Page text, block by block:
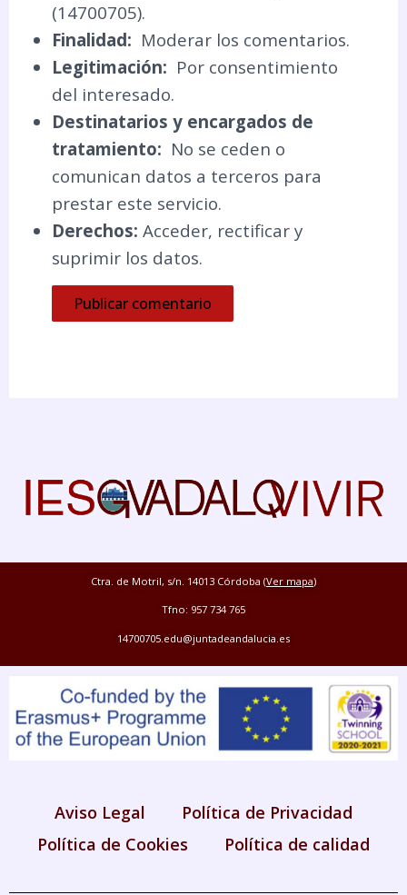
(14700705).
Finalidad: Moderar los comentarios.
Legitimación: Por consentimiento
del interesado.
Destinatarios y encargados de
tratamiento: No se ceden o
comunican datos a terceros para
prestar este servicio.
Derechos: Acceder, rectificar y
suprimir los datos.
Ctra. de Motril, s/n. 14013 Córdoba (Ver mapa)
Tfno: 957 734 765
14700705.edu@juntadeandalucia.es
Aviso Legal
Política de Privacidad
Política de Cookies
Política de calidad